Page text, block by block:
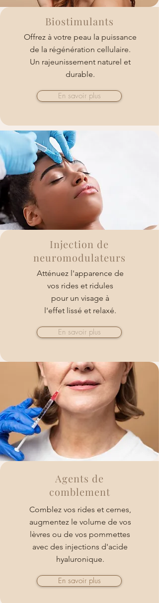
Biostimulants
Offrez à votre peau la puissance
de la régénération cellulaire.
Un rajeunissement naturel et
durable.
En savoir plus
Injection de
neuromodulateurs
Atténuez l'apparence de
vos rides et ridules
pour un visage à
l'effet lissé et relaxé.
En savoir plus
Agents de
comblement
Comblez vos rides et cernes,
augmentez le volume de vos
lèvres ou de vos pommettes
avec des injections d'acide
hyaluronique.
En savoir plus